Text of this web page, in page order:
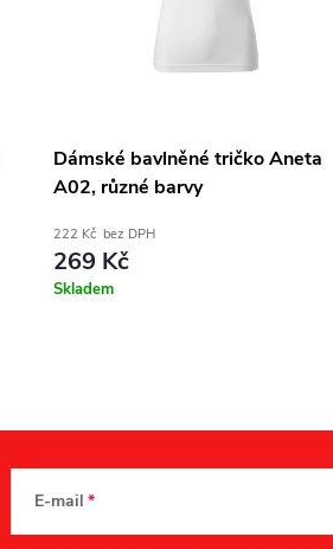
Dámské bavlněné tričko Aneta
A02, různé barvy
222 Kč bez DPH
269 Kč
Skladem
E-mail